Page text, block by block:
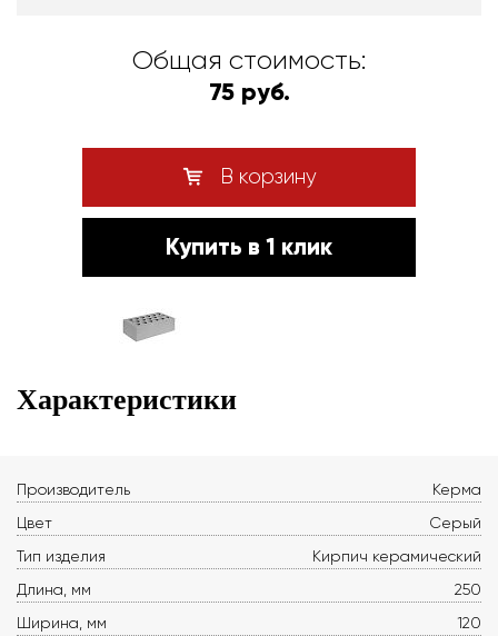
Общая стоимость:
75 руб.
В корзину
Купить в 1 клик
Характеристики
Производитель
Керма
Цвет
Серый
Тип изделия
Кирпич керамический
Длина, мм
250
Ширина, мм
120